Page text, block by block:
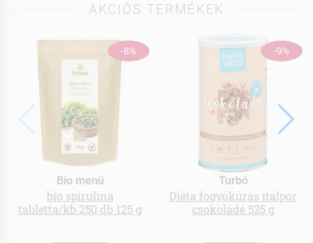
AKCIÓS TERMÉKEK
-8%
Bio menü
bio spirulina
tabletta/kb.250 db 125 g
-9%
Turbó
Diéta fogyókúrás italpor
csokoládé 525 g